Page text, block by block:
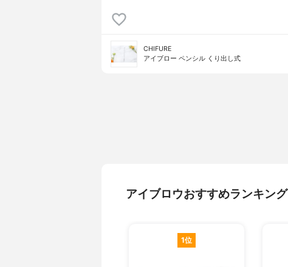
CHIFURE
アイブロー ペンシル くり出し式
アイブロウおすすめランキング
1位